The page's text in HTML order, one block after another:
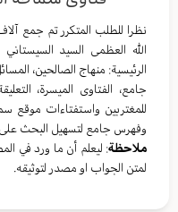
نظرا للطلب المتكرر تم جمع
الله العظمى السيد
الرئيسية: منهاج الصالحين،
جامع، الفتاوى الميسرة،
للمغتربين واستفتاءات موقع
وفهرس جامع لتسهيل البحث على
ملاحظة: ليعلم أن ما ورد في
لمتن الجواب او مصدر لتوثيقه.